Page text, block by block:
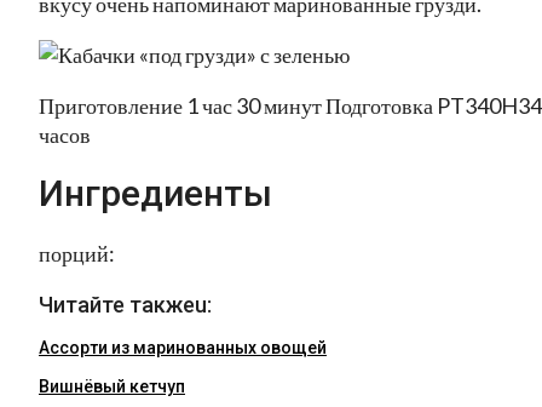
Приготовление 1 час 30 минут Подготовка
часов
Ингредиенты
порций:
Читайте такжеu:
Ассорти из маринованных овощей
Вишнёвый кетчуп